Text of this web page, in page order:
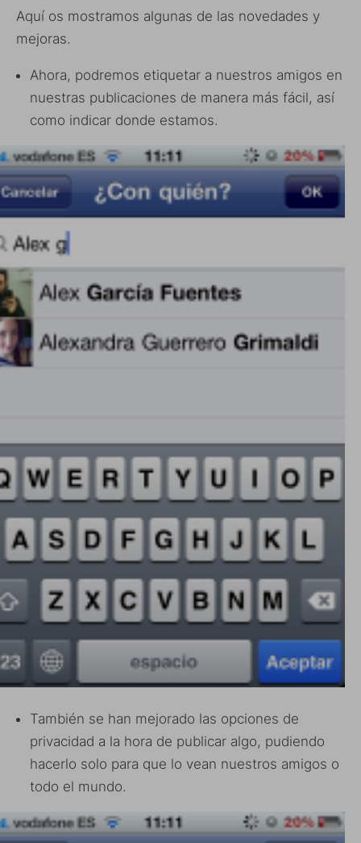
Aquí os mostramos algunas de las novedades y
mejoras.
Ahora, podremos etiquetar a nuestros amigos en
nuestras publicaciones de manera más fácil, así
como indicar donde estamos.
También se han mejorado las opciones de
privacidad a la hora de publicar algo, pudiendo
hacerlo solo para que lo vean nuestros amigos o
todo el mundo.